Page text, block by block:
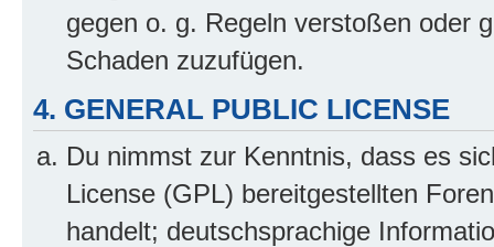
gegen o. g. Regeln verstoßen oder
Schaden zuzufügen.
4. GENERAL PUBLIC LICENSE
Du nimmst zur Kenntnis, dass es
License (GPL) bereitgestellten
handelt; deutschsprachige